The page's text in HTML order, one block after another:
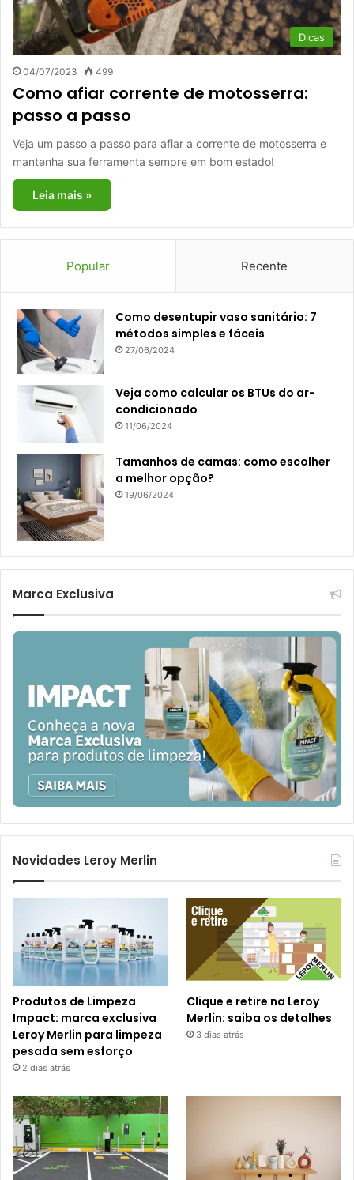
Dicas
04/07/2023 499
Como afiar corrente de motosserra:
passo a passo
Veja um passo a passo para afiar a corrente de motosserra e
mantenha sua ferramenta sempre em bom estado!
Leia mais »
Popular Recente
Como desentupir vaso sanitário: 7
métodos simples e fáceis
27/06/2024
Veja como calcular os BTUs do ar-
condicionado
11/06/2024
Tamanhos de camas: como escolher
a melhor opção?
19/06/2024
Marca Exclusiva
Novidades Leroy Merlin
Produtos de Limpeza
Impact: marca exclusiva
Leroy Merlin para limpeza
pesada sem esforço
2 dias atrás
Clique e retire na Leroy
Merlin: saiba os detalhes
3 dias atrás